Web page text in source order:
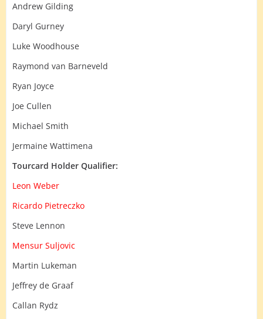
Andrew Gilding
Daryl Gurney
Luke Woodhouse
Raymond van Barneveld
Ryan Joyce
Joe Cullen
Michael Smith
Jermaine Wattimena
Tourcard Holder Qualifier:
Leon Weber
Ricardo Pietreczko
Steve Lennon
Mensur Suljovic
Martin Lukeman
Jeffrey de Graaf
Callan Rydz